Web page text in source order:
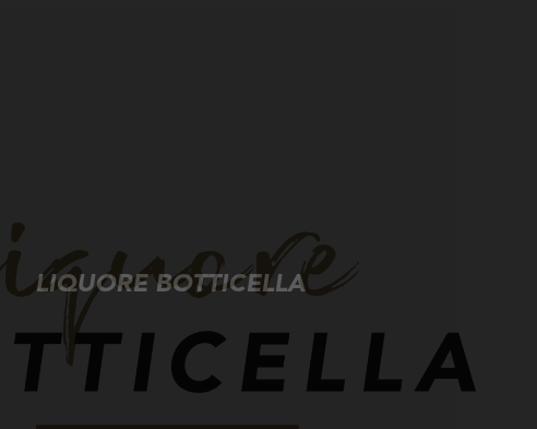
LIQUORE BOTTICELLA